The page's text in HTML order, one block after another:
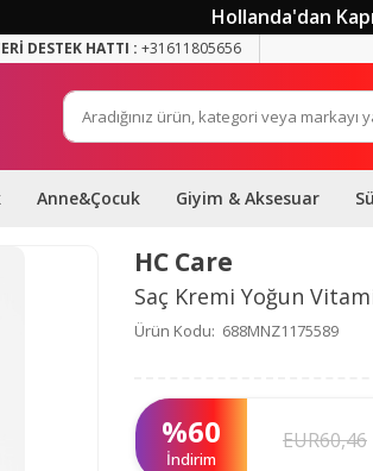
Hollanda'dan
DESTEK HATTI : +31611805656
Anne&Çocuk Giyim & Aksesuar
HC Care
Saç Kremi Yoğun
Ürün Kodu: 688MNZ1175589
%60
İndirim
EUR60,46